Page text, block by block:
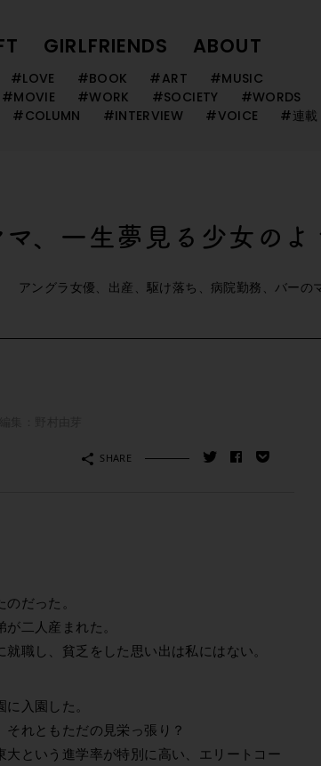
GIRLFRIENDS ABOUT
#LOVE #BOOK #ART
#MUSIC
#MOVIE #WORK #SOCIETY
#WORDS
#COLUMN #INTERVIEW #VOICE #連載
マ、一生夢見る少女の
アングラ女優、出産、駆け落ち、病院勤務、バーの
SHARE
だった。
二人産まれた。
職し、貧乏をした思い出は私にはない。
入園した。
れともただの見栄っ張り？
という進学率が特別に高い、エリートコー